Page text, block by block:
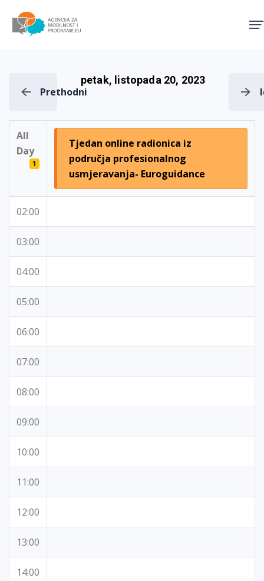
Prethodni
petak, listopada 20, 2023
All
Day
1
Tjedan online radionica iz
područja profesionalnog
usmjeravanja- Euroguidance
02:00
03:00
04:00
05:00
06:00
07:00
08:00
09:00
10:00
11:00
12:00
13:00
14:00